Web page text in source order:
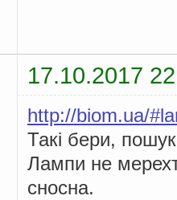
17.10.2017
http://biom.ua/
Такі бери,
Лампи не
сносна.